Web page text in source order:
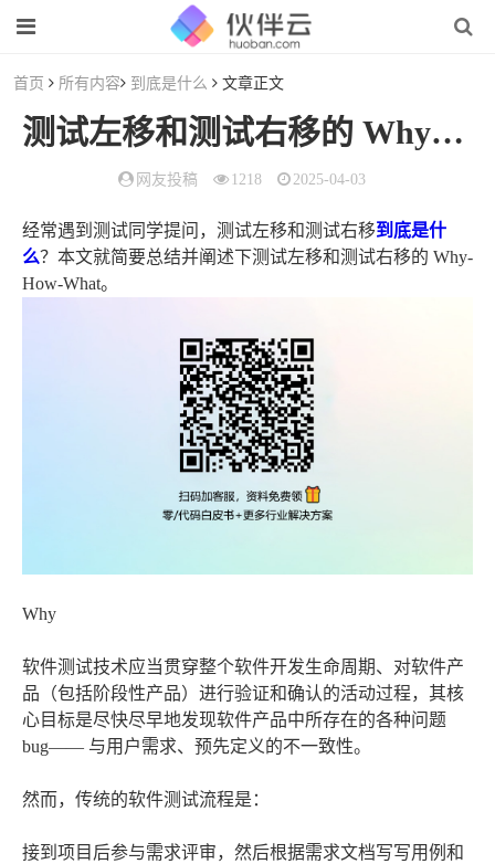
首页 所有内容 到底是什么 文章正文
测试左移和测试右移的 Why-How-What
网友投稿 1218 2025-04-03
经常遇到测试同学提问，测试左移和测试右移到底是什
么？本文就简要总结并阐述下测试左移和测试右移的 Why-
How-What。
Why
软件测试技术应当贯穿整个软件开发生命周期、对软件产
品（包括阶段性产品）进行验证和确认的活动过程，其核
心目标是尽快尽早地发现软件产品中所存在的各种问题
bug—— 与用户需求、预先定义的不一致性。
然而，传统的软件测试流程是：
接到项目后参与需求评审，然后根据需求文档写写用例和